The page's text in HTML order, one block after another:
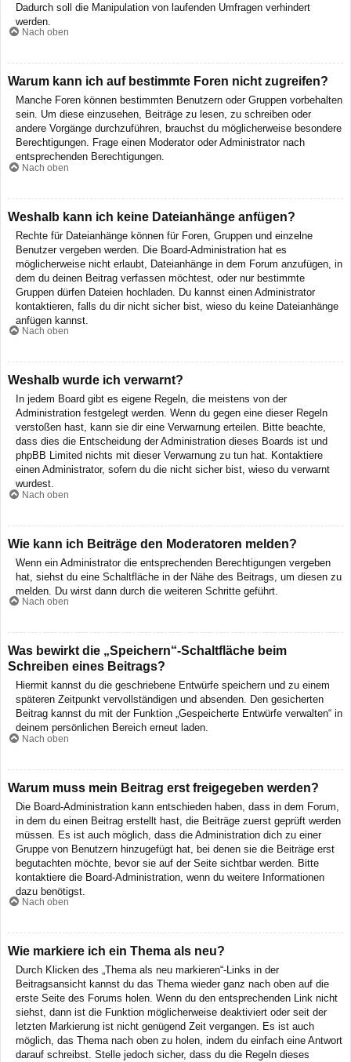
Dadurch soll die Manipulation von laufenden Umfragen verhindert
werden.
Nach oben
Warum kann ich auf bestimmte Foren nicht zugreifen?
Manche Foren können bestimmten Benutzern oder Gruppen vorbehalten
sein. Um diese einzusehen, Beiträge zu lesen, zu schreiben oder
andere Vorgänge durchzuführen, brauchst du möglicherweise besondere
Berechtigungen. Frage einen Moderator oder Administrator nach
entsprechenden Berechtigungen.
Nach oben
Weshalb kann ich keine Dateianhänge anfügen?
Rechte für Dateianhänge können für Foren, Gruppen und einzelne
Benutzer vergeben werden. Die Board-Administration hat es
möglicherweise nicht erlaubt, Dateianhänge in dem Forum anzufügen, in
dem du deinen Beitrag verfassen möchtest, oder nur bestimmte
Gruppen dürfen Dateien hochladen. Du kannst einen Administrator
kontaktieren, falls du dir nicht sicher bist, wieso du keine Dateianhänge
anfügen kannst.
Nach oben
Weshalb wurde ich verwarnt?
In jedem Board gibt es eigene Regeln, die meistens von der
Administration festgelegt werden. Wenn du gegen eine dieser Regeln
verstoßen hast, kann sie dir eine Verwarnung erteilen. Bitte beachte,
dass dies die Entscheidung der Administration dieses Boards ist und
phpBB Limited nichts mit dieser Verwarnung zu tun hat. Kontaktiere
einen Administrator, sofern du die nicht sicher bist, wieso du verwarnt
wurdest.
Nach oben
Wie kann ich Beiträge den Moderatoren melden?
Wenn ein Administrator die entsprechenden Berechtigungen vergeben
hat, siehst du eine Schaltfläche in der Nähe des Beitrags, um diesen zu
melden. Du wirst dann durch die weiteren Schritte geführt.
Nach oben
Was bewirkt die „Speichern“-Schaltfläche beim
Schreiben eines Beitrags?
Hiermit kannst du die geschriebene Entwürfe speichern und zu einem
späteren Zeitpunkt vervollständigen und absenden. Den gesicherten
Beitrag kannst du mit der Funktion „Gespeicherte Entwürfe verwalten“ in
deinem persönlichen Bereich erneut laden.
Nach oben
Warum muss mein Beitrag erst freigegeben werden?
Die Board-Administration kann entschieden haben, dass in dem Forum,
in dem du einen Beitrag erstellt hast, die Beiträge zuerst geprüft werden
müssen. Es ist auch möglich, dass die Administration dich zu einer
Gruppe von Benutzern hinzugefügt hat, bei denen sie die Beiträge erst
begutachten möchte, bevor sie auf der Seite sichtbar werden. Bitte
kontaktiere die Board-Administration, wenn du weitere Informationen
dazu benötigst.
Nach oben
Wie markiere ich ein Thema als neu?
Durch Klicken des „Thema als neu markieren“-Links in der
Beitragsansicht kannst du das Thema wieder ganz nach oben auf die
erste Seite des Forums holen. Wenn du den entsprechenden Link nicht
siehst, dann ist die Funktion möglicherweise deaktiviert oder seit der
letzten Markierung ist nicht genügend Zeit vergangen. Es ist auch
möglich, das Thema nach oben zu holen, indem du einfach eine Antwort
darauf schreibst. Stelle jedoch sicher, dass du die Regeln dieses